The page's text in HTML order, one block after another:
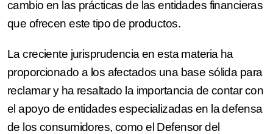
además de la elevada
cuantía de la cantidad
recuperada, es que el
Juzgado ha declarado la
nulidad del contrato por
usu…
cambio en las prácticas de las entidades financieras
que ofrecen este tipo de productos.
La creciente jurisprudencia en esta materia ha
proporcionado a los afectados una base sólida para
reclamar y ha resaltado la importancia de contar con
el apoyo de entidades especializadas en la defensa
de los consumidores, como el Defensor del